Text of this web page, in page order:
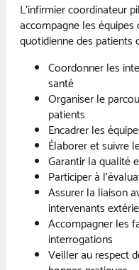
L’infirmier coordinateur
accompagne les
quotidienne des patients
Coordonner les
santé
Organiser le
patients
Encadrer les
Élaborer et suivre
Garantir la qualité
Participer à
Assurer la liaison
intervenants
Accompagner les
interrogations
Veiller au respect